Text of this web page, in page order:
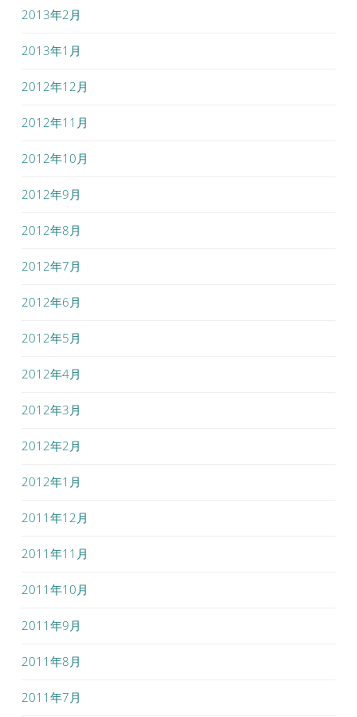
2013年2月
2013年1月
2012年12月
2012年11月
2012年10月
2012年9月
2012年8月
2012年7月
2012年6月
2012年5月
2012年4月
2012年3月
2012年2月
2012年1月
2011年12月
2011年11月
2011年10月
2011年9月
2011年8月
2011年7月